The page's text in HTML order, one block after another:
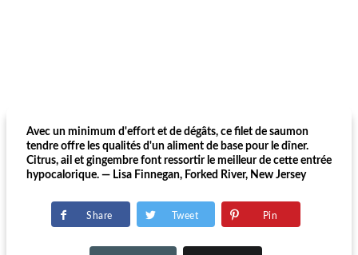
Avec un minimum d'effort et de dégâts, ce filet de saumon
tendre offre les qualités d'un aliment de base pour le dîner.
Citrus, ail et gingembre font ressortir le meilleur de cette entrée
hypocalorique. — Lisa Finnegan, Forked River, New Jersey
Share Tweet Pin